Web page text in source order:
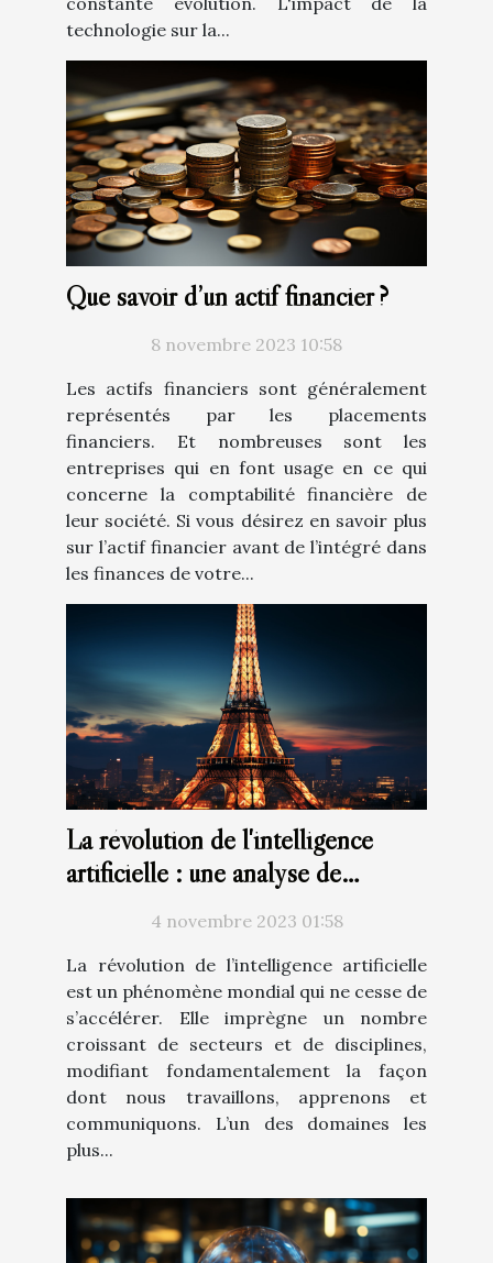
technologie sur la...
Que savoir d’un actif financier ?
8 novembre 2023 10:58
Les actifs financiers sont généralement
représentés par les placements
financiers. Et nombreuses sont les
entreprises qui en font usage en ce qui
concerne la comptabilité financière de
leur société. Si vous désirez en savoir plus
sur l’actif financier avant de l’intégré dans
les finances de votre...
La révolution de l'intelligence
artificielle : une analyse de
ChatGPT en français
4 novembre 2023 01:58
La révolution de l’intelligence artificielle
est un phénomène mondial qui ne cesse de
s’accélérer. Elle imprègne un nombre
croissant de secteurs et de disciplines,
modifiant fondamentalement la façon
dont nous travaillons, apprenons et
communiquons. L’un des domaines les
plus...